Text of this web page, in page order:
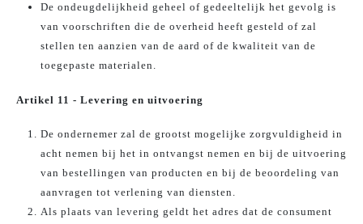
De ondeugdelijkheid geheel of gedeeltelijk het gevolg is
van voorschriften die de overheid heeft gesteld of zal
stellen ten aanzien van de aard of de kwaliteit van de
toegepaste materialen.
Artikel 11 - Levering en uitvoering
De ondernemer zal de grootst mogelijke zorgvuldigheid in
acht nemen bij het in ontvangst nemen en bij de uitvoering
van bestellingen van producten en bij de beoordeling van
aanvragen tot verlening van diensten.
Als plaats van levering geldt het adres dat de consument